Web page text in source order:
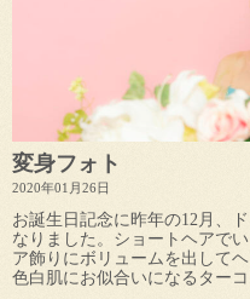
変身フォト
2020年01月26日
お誕生日記念に昨年の12月、
なりました。ショートヘアで
ア飾りにボリュームを出して
色白肌にお似合いになるター